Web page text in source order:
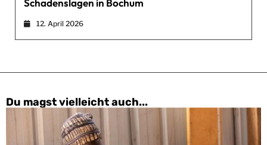
Schadenslagen in Bochum
12. April 2026
Du magst vielleicht auch...